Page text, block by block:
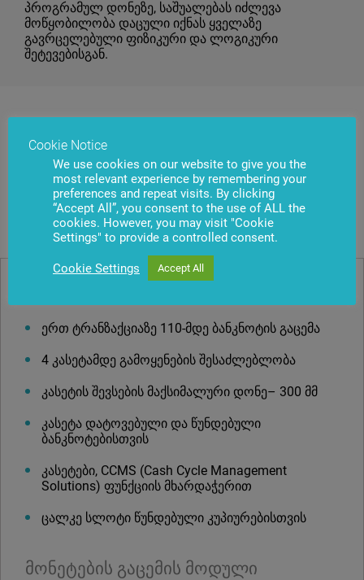
პროგრამულ დონეზე, საშუალებას იძლევა
მოწყობილობა დაცული იქნას ყველაზე
გავრცელებული ფიზიკური და ლოგიკური
შეტევებისგან.
მოწყობილობები
ნაღდი ფულის დამუშავება და შენახვა
ერთ ტრანზაქციაზე 110-მდე ბანკნოტის გაცემა
4 კასეტამდე გამოყენების შესაძლებლობა
კასეტის შევსების მაქსიმალური დონე– 300 მმ
კასეტა დატოვებული და წუნდებული
ბანკნოტებისთვის
კასეტები, CCMS (Cash Cycle Management
Solutions) ფუნქციის მხარდაჭერით
ცალკე სლოტი წუნდებული კუპიურებისთვის
მონეტების გაცემის მოდული
Cookie Notice
We use cookies on our website to give you the
most relevant experience by remembering your
preferences and repeat visits. By clicking
“Accept All”, you consent to the use of ALL the
cookies. However, you may visit "Cookie
Settings" to provide a controlled consent.
Cookie Settings Accept All